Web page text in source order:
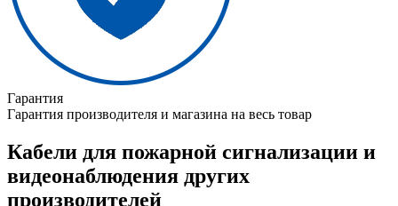
Гарантия
Гарантия производителя и магазина на весь товар
Кабели для пожарной сигнализации и
видеонаблюдения других
производителей